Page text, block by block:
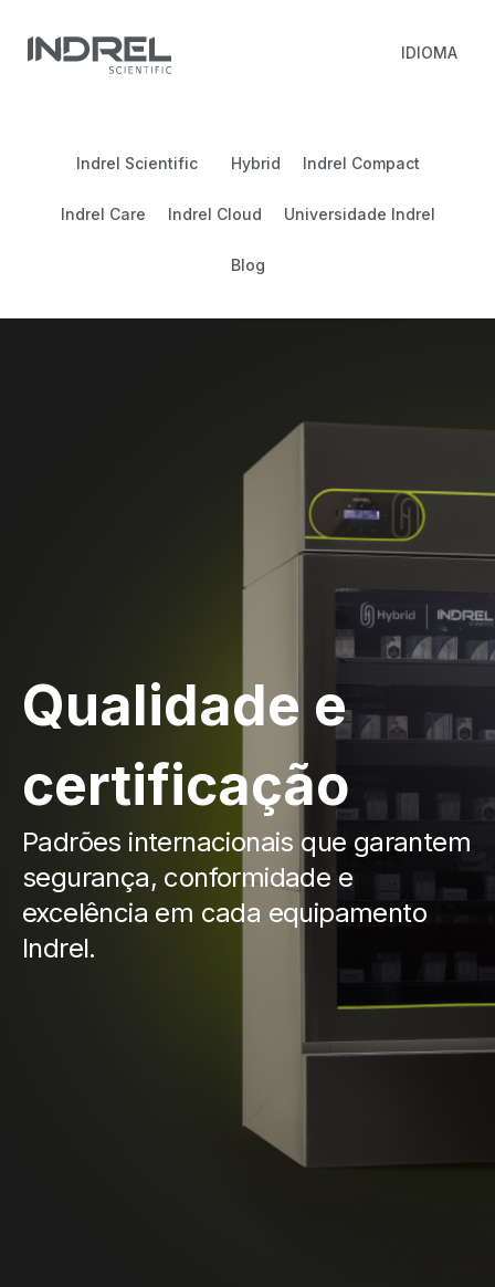
IDIOMA
Indrel Scientific Hybrid Indrel Compact
Indrel Care Indrel Cloud Universidade Indrel
Blog
Qualidade e
certificação
Padrões internacionais que garantem
segurança, conformidade e
excelência em cada equipamento
Indrel.